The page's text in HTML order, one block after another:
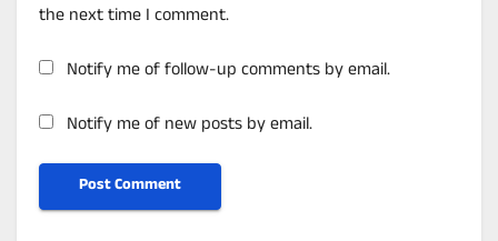
the next time I comment.
Notify me of follow-up comments by email.
Notify me of new posts by email.